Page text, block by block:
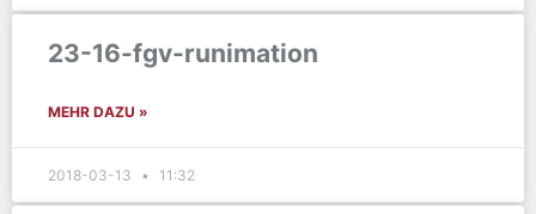
23-16-fgv-runimation
MEHR DAZU »
2018-03-13 11:32